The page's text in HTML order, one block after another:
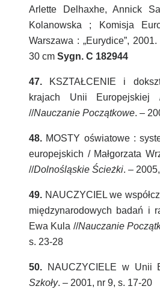
Arlette Delhaxhe, Annick
Kolanowska ; Komisja
Warszawa : „Eurydice”,
30 cm Sygn. C 182944
47.
KSZTAŁCENIE i
krajach Unii Europejskiej
//Nauczanie Początkowe. –
48. MOSTY oświatowe :
europejskich / Małgorzata
//Dolnośląskie Ścieżki. –
49. NAUCZYCIEL we
międzynarodowych badań i
Ewa Kula //Nauczanie
s. 23-28
50. NAUCZYCIELE w Unii
Szkoły. – 2001, nr 9, s. 17-20